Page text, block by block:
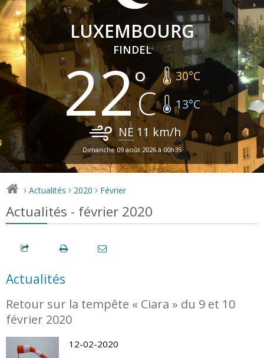
LUXEMBOURG
FINDEL
22 30°C
13°C
NE 11 km/h
Dimanche 09 août 2026 à 00h35
> Actualités > 2020 > Février
Actualités - février 2020
Actualités
Retour sur la tempête « Ciara » du 9 et 10
février 2020
12-02-2020